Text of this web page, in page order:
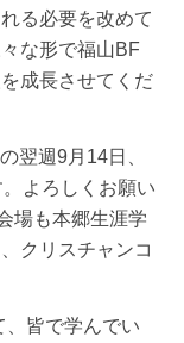
る必要を改めて
な形で福山BF
成長させてくだ
翌週9月14日、
よろしくお願い
場も本郷生涯学
クリスチャンコ
、皆で学んでい